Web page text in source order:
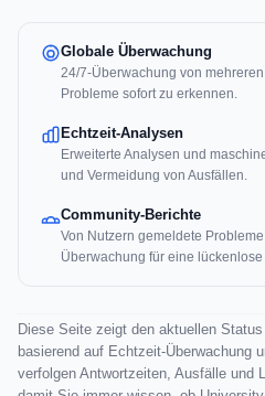
Globale Überwachung
24/7-Überwachung von
Probleme sofort zu erkennen.
Echtzeit-Analysen
Erweiterte Analysen und
und Vermeidung von Ausfällen.
Community-Berichte
Von Nutzern gemeldete
Überwachung für eine
Diese Seite zeigt den aktuellen
basierend auf Echtzeit-Überwachung
verfolgen Antwortzeiten, Ausfälle und